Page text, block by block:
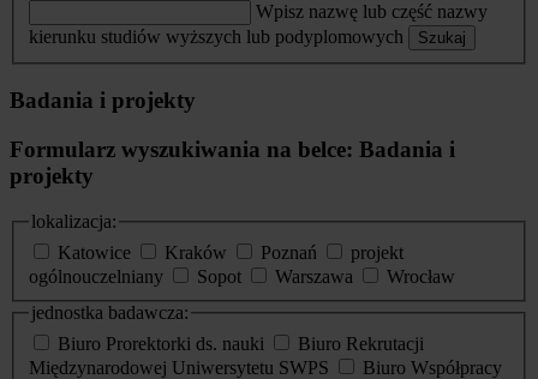
Wpisz nazwę lub część nazwy
kierunku studiów wyższych lub podyplomowych
Szukaj
Badania i projekty
Formularz wyszukiwania na belce: Badania i
projekty
lokalizacja:
Katowice
Kraków Poznań
projekt
ogólnouczelniany
Sopot Warszawa
Wrocław
jednostka badawcza:
Biuro Prorektorki ds. nauki
Biuro Rekrutacji
Międzynarodowej Uniwersytetu SWPS
Biuro Współpracy